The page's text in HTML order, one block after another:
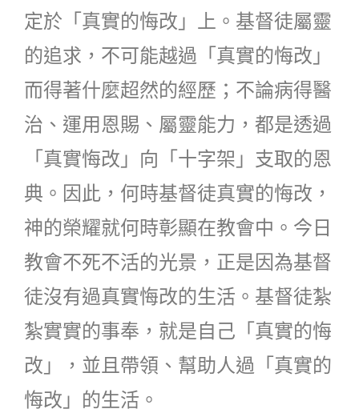
定於「真實的悔改」上。基督徒屬靈
的追求，不可能越過「真實的悔改」
而得著什麼超然的經歷；不論病得醫
治、運用恩賜、屬靈能力，都是透過
「真實悔改」向「十字架」支取的恩
典。因此，何時基督徒真實的悔改，
神的榮耀就何時彰顯在教會中。今日
教會不死不活的光景，正是因為基督
徒沒有過真實悔改的生活。基督徒紮
紮實實的事奉，就是自己「真實的悔
改」，並且帶領、幫助人過「真實的
悔改」的生活。